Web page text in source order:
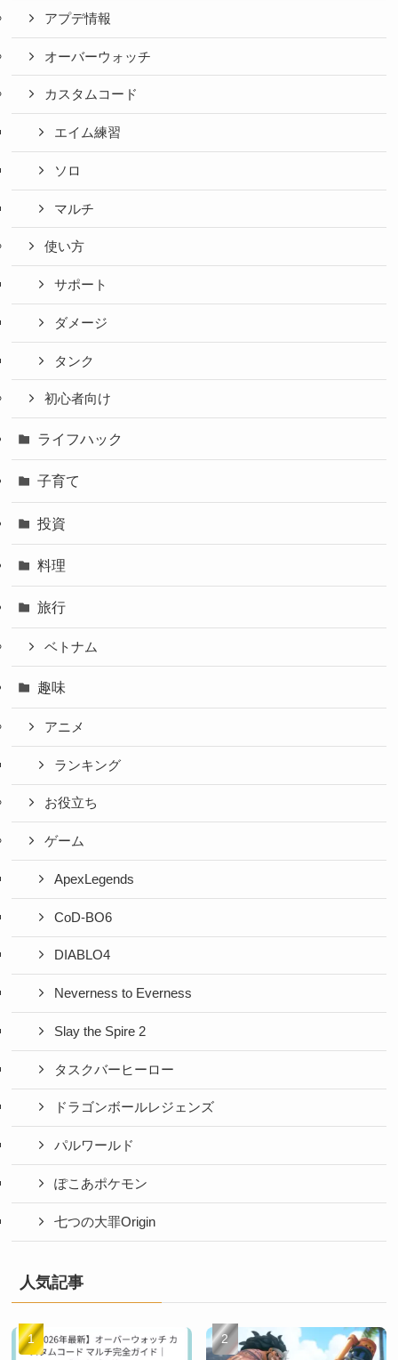
アプデ情報
オーバーウォッチ
カスタムコード
エイム練習
ソロ
マルチ
使い方
サポート
ダメージ
タンク
初心者向け
ライフハック
子育て
投資
料理
旅行
ベトナム
趣味
アニメ
ランキング
お役立ち
ゲーム
ApexLegends
CoD-BO6
DIABLO4
Neverness to Everness
Slay the Spire 2
タスクバーヒーロー
ドラゴンボールレジェンズ
パルワールド
ぽこあポケモン
七つの大罪Origin
人気記事